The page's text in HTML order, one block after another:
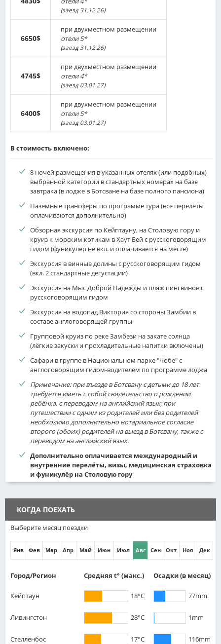
(заезд 31.12.26)
6650$
при двухместном размещении
отели 5*
(заезд 31.12.26)
4745$
при двухместном размещении
отели 4*
(заезд 03.01.27)
6400$
при двухместном размещении
отели 5*
(заезд 03.01.27)
В стоимость включено:
8 ночей размещения в указанных отелях (или подобных)
выбранной категории в стандартных номерах на базе
завтрака (в лодже в Ботсване на базе полного пансиона)
Наземные трансферы по программе тура (все перелёты
оплачиваются дополнительно)
Обзорная экскурсия по Кейптауну, на Столовую гору и
круиз к морским котикам в Хаут Бей с русскоговорящим
гидом (фуникулёр не вкл. и оплачивается на месте)
Экскурсия в винные долины с русскоговорящим гидом
(вкл. 2 стандартные дегустации)
Экскурсия на Мыс Доброй Надежды и пляж пингвинов с
русскоговорящим гидом
Экскурсия на водопад Виктория со стороны Замбии в
составе англоговорящей группы
Групповой круиз по реке Замбези на закате солнца
(лёгкие закуски и прохладительные напитки включены)
Сафари в группе в Национальном парке "Чобе" с
англоговорящим гидом-водителем по программе лоджа
Примечание: при въезде в Ботсвану с детьми до 18 лет
требуется иметь с собой свидетельство о рождении
ребёнка, с переводом на английский язык; при
путешествии с одним из родителей или без родителей
необходимо дополнительно нотариальное согласие
второго (обоих) родителей на выезд в Ботсвану, также с
переводом на английский язык.
Дополнительно оплачивается международный и
внутренние перелёты, визы, медицинская страховка
и фуникулёр на Столовую гору
КОГДА ПОЕХАТЬ
Выберите месяц поездки
Янв Фев Мар Апр Май Июн Июл Авг Сен Окт Ноя Дек
Город/Регион Средняя t° (макс.) Осадки(в месяц)
Кейптаун 18°C 77mm
Ливингстон 28°C 1mm
Стелленбос 17°C 116mm